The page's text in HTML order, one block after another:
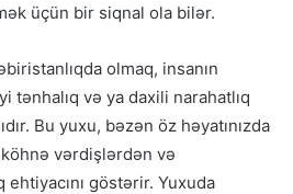
üçün bir siqnal ola bilər.
olmaq, insanın
tənhalıq və ya daxili narahatlıq
Bu yuxu, bəzən öz həyatınızda
vərdişlərdən və
göstərir. Yuxuda